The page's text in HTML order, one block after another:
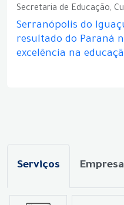
Secretaria de Educação,
Serranópolis do
resultado do Paraná
excelência na
Serviços